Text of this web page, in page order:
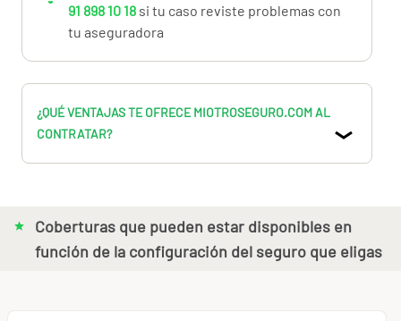
Incumplimiento de contratos: demandas por
incumplimiento de contratos con modelos, fotógrafos,
diseñadores.
¿Qué ventajas te ofrecemos?
Retroactividad
Responsabilidad civil Profesional
asesorarte al 902.74.79.78 o 91.898.10.18
91 898 10 18 si tu caso reviste problemas con
tu aseguradora
¿QUÉ VENTAJAS TE OFRECE MIOTROSEGURO.COM AL
CONTRATAR?
Coberturas que pueden estar disponibles en
función de la configuración del seguro que eligas